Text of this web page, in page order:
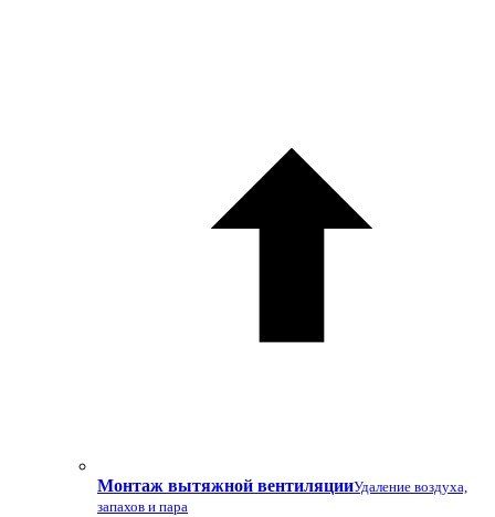
Монтаж вытяжной вентиляцииУдаление воздуха,
запахов и пара